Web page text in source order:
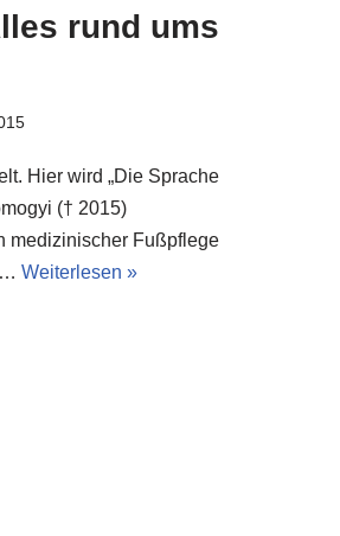
rund ums
Hier wird „Die Sprache
(† 2015)
medizinischer Fußpflege
Weiterlesen »